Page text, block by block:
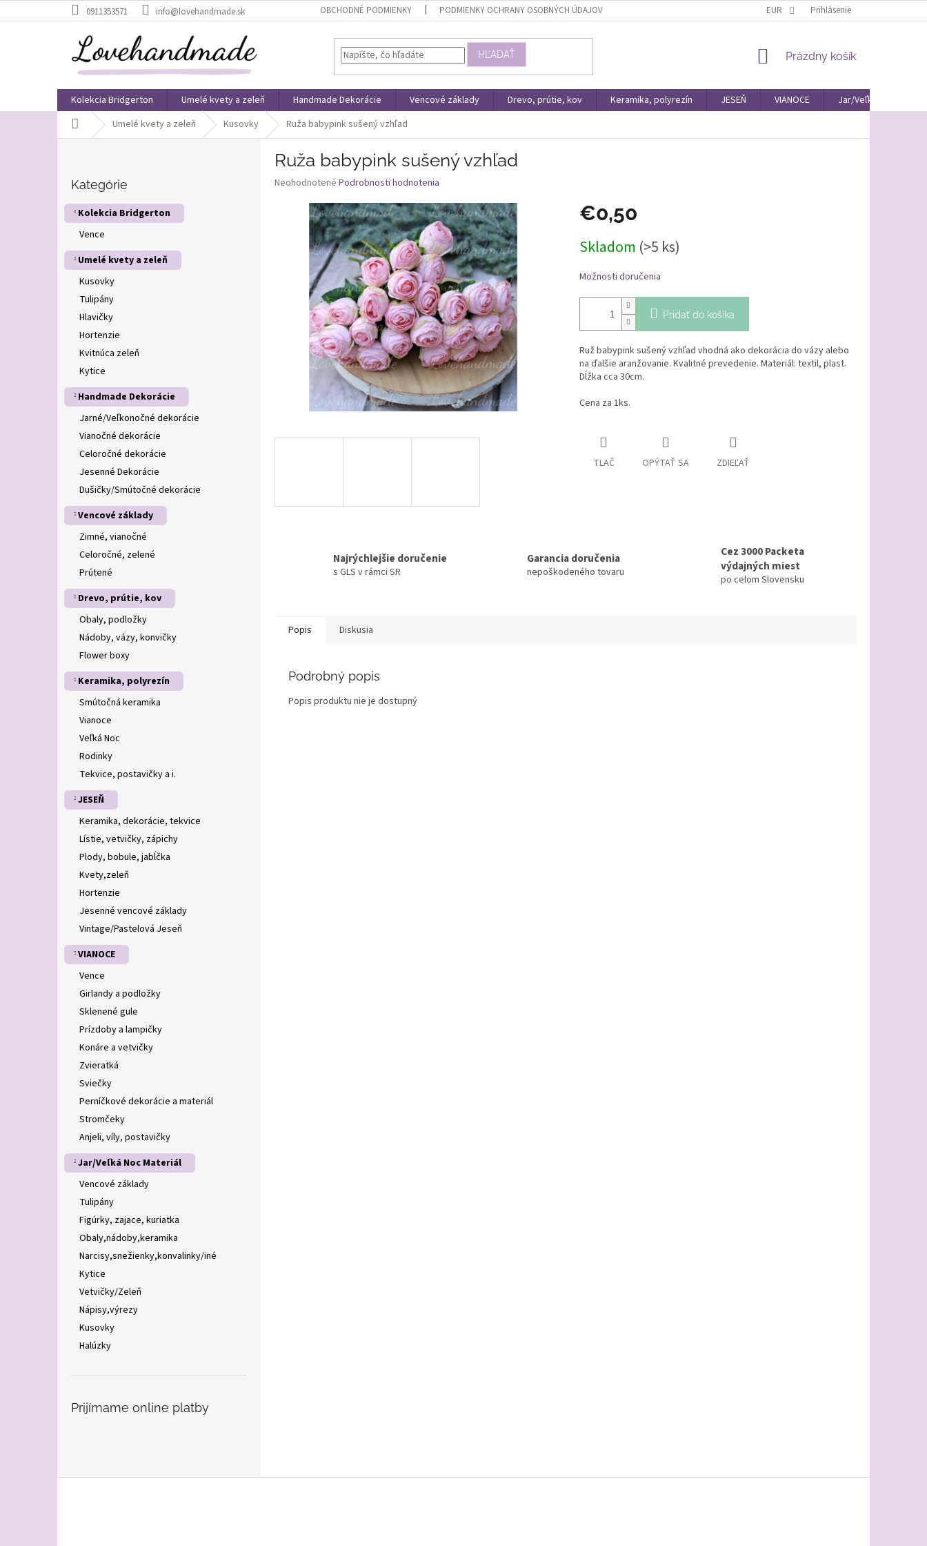
na
0911353571 info@lovehandmade.sk OBCHODNÉ PODMIENKY PODMIENKY OCHRANY OSOBNÝCH ÚDAJOV EUR Prihlásenie
HĽADAŤ
NÁKUPNÝ
Prázdny košík
Kolekcia Bridgerton Umelé kvety a zeleň Handmade Dekorácie Vencové základy Drevo, prútie, kov Keramika, polyrezín JESEŇ VIANOCE
Jar/Veľká Noc
DomovUmelé kvety a zeleň Kusovky Ruža babypink sušený vzhľad
p
n
e
kategórie
Kategórie
Kolekcia Bridgerton
Vence
Umelé kvety a zeleň
Kusovky
Tulipány
Hlavičky
Hortenzie
Kvitnúca zeleň
Kytice
Handmade Dekorácie
Jarné/Veľkonočné dekorácie
Vianočné dekorácie
Celoročné dekorácie
Jesenné Dekorácie
Dušičky/Smútočné dekorácie
Vencové základy
Zimné, vianočné
Celoročné, zelené
Prútené
Drevo, prútie, kov
Obaly, podložky
Nádoby, vázy, konvičky
Flower boxy
Keramika, polyrezín
Smútočná keramika
Vianoce
Veľká Noc
Rodinky
Tekvice, postavičky a i.
JESEŇ
Keramika, dekorácie, tekvice
Lístie, vetvičky, zápichy
Plody, bobule, jabĺčka
Kvety,zeleň
Hortenzie
Jesenné vencové základy
Vintage/Pastelová Jeseň
VIANOCE
Vence
Girlandy a podložky
Sklenené gule
Prízdoby a lampičky
Konáre a vetvičky
Zvieratká
Sviečky
Perníčkové dekorácie a materiál
Stromčeky
Anjeli, víly, postavičky
Jar/Veľká Noc Materiál
Vencové základy
Tulipány
Figúrky, zajace, kuriatka
Obaly,nádoby,keramika
Narcisy,snežienky,konvalinky/iné
Kytice
Vetvičky/Zeleň
Nápisy,výrezy
Kusovky
Halúzky
Prijímame online platby
Ruža babypink sušený vzhľad
Priemerné
produktu
hviezdičiek.
Neohodnotené Podrobnosti hodnotenia
€0,50
cena:
Skladom (>5 ks)
Možnosti doručenia
Pridať do košíka
Ruž babypink sušený vzhľad vhodná ako dekorácia do vázy alebo
na ďalšie aranžovanie. Kvalitné prevedenie. Materiál: textil, plast.
Dĺžka cca 30cm.
Cena za 1ks.
TLAČ OPÝTAŤ SA ZDIEĽAŤ
Najrýchlejšie doručenie
s GLS v rámci SR
Garancia doručenia
nepoškodeného tovaru
Cez 3000 Packeta
výdajných miest
po celom Slovensku
Popis Diskusia
Podrobný popis
Popis produktu nie je dostupný